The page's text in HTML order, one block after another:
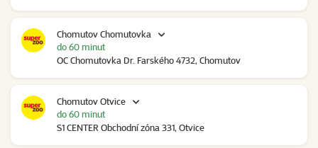
Chomutov Chomutovka
OC Chomutovka Dr. Farského 4732, Chomutov
do 60 minut
Chomutov Otvice
S1 CENTER Obchodní zóna 331, Otvice
do 60 minut